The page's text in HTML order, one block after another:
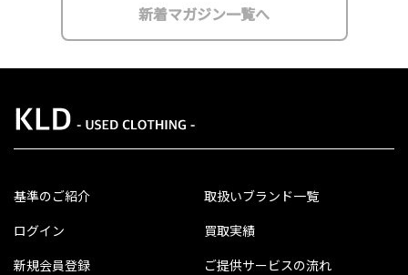
新着マガジン一覧へ
基準のご紹介
ログイン
新規会員登録
取扱いブランド一覧
買取実績
ご提供サービスの流れ